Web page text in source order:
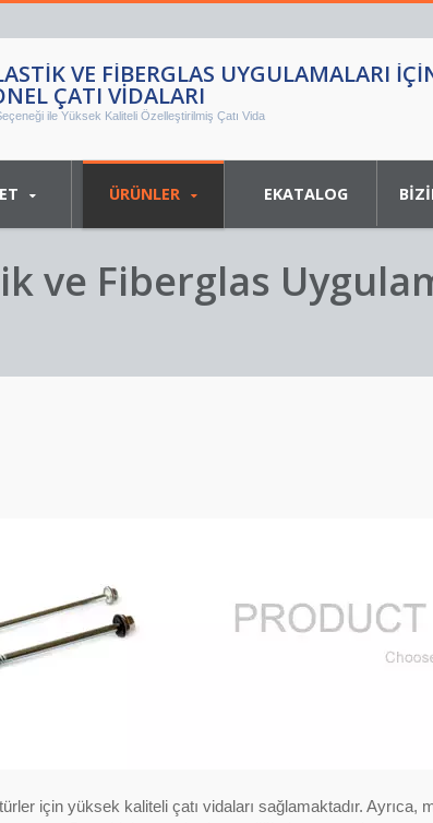
VE FIBERGLAS UYGULAMALARI
ÇATI VIDALARI
ile Yüksek Kaliteli Özelleştirilmiş Çatı Vida
ÜRÜNLER EKATALOG
ve Fiberglas
için yüksek kaliteli çatı vidaları sağlamaktadır. Ayrıca,